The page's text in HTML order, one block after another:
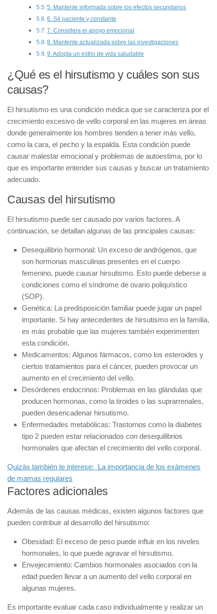
5. Mantente informada sobre los efectos secundarios
6. Sé paciente y constante
7. Considera el apoyo emocional
8. Mantente actualizada sobre las investigaciones
9. Adopta un estilo de vida saludable
¿Qué es el hirsutismo y cuáles son sus
causas?
El hirsutismo es una condición médica que se caracteriza por el
crecimiento excesivo de vello corporal en las mujeres en áreas
donde generalmente los hombres tienden a tener más vello,
como la cara, el pecho y la espalda. Esta condición puede
causar malestar emocional y problemas de autoestima, por lo
que es importante entender sus causas y buscar un tratamiento
adecuado.
Causas del hirsutismo
El hirsutismo puede ser causado por varios factores. A
continuación, se detallan algunas de las principales causas:
Desequilibrio hormonal: Un exceso de andrógenos, que
son hormonas masculinas presentes en el cuerpo
femenino, puede causar hirsutismo. Esto puede deberse a
condiciones como el síndrome de ovario poliquístico
(SOP).
Genética: La predisposición familiar puede jugar un papel
importante. Si hay antecedentes de hirsutismo en la familia,
es más probable que las mujeres también experimenten
esta condición.
Medicamentos: Algunos fármacos, como los esteroides y
ciertos tratamientos para el cáncer, pueden provocar un
aumento en el crecimiento del vello.
Desórdenes endocrinos: Problemas en las glándulas que
producen hormonas, como la tiroides o las suprarrenales,
pueden desencadenar hirsutismo.
Enfermedades metabólicas: Trastornos como la diabetes
tipo 2 pueden estar relacionados con desequilibrios
hormonales que afectan el crecimiento del vello corporal.
Quizás también te interese: La importancia de los exámenes
de mamas regulares
Factores adicionales
Además de las causas médicas, existen algunos factores que
pueden contribuir al desarrollo del hirsutismo:
Obesidad: El exceso de peso puede influir en los niveles
hormonales, lo que puede agravar el hirsutismo.
Envejecimiento: Cambios hormonales asociados con la
edad pueden llevar a un aumento del vello corporal en
algunas mujeres.
Es importante evaluar cada caso individualmente y realizar un